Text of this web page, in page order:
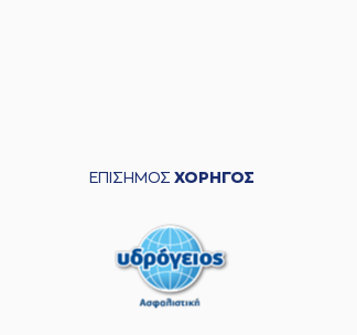
ΕΠΙΣΗΜΟΣ ΧΟΡΗΓΟΣ